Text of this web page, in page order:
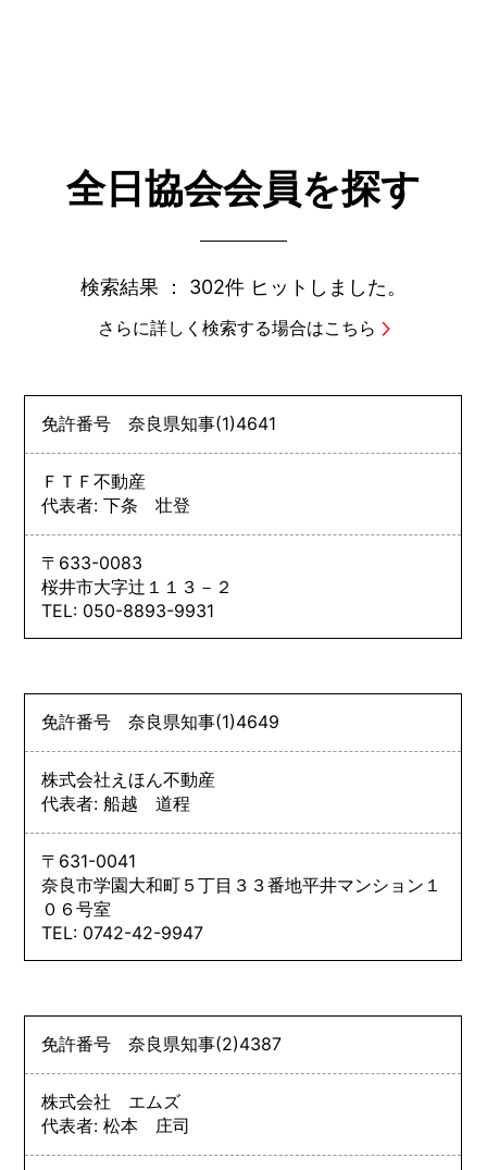
全日協会会員を探す
検索結果 ： 302件 ヒットしました。
さらに詳しく検索する場合はこちら
免許番号奈良県知事(1)4641
ＦＴＦ不動産
代表者: 下条 壮登
〒633-0083
桜井市大字辻１１３－２
TEL: 050-8893-9931
免許番号奈良県知事(1)4649
株式会社えほん不動産
代表者: 船越 道程
〒631-0041
奈良市学園大和町５丁目３３番地平井マンション１
０６号室
TEL: 0742-42-9947
免許番号奈良県知事(2)4387
株式会社 エムズ
代表者: 松本 庄司